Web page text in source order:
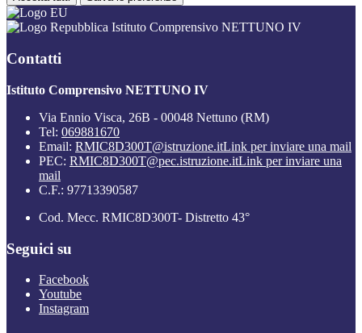
Istituto Comprensivo NETTUNO IV
Contatti
Istituto Comprensivo NETTUNO IV
Via Ennio Visca, 26B - 00048 Nettuno (RM)
Tel: 069881670
Email: RMIC8D300T@istruzione.itLink per inviare una mail
PEC: RMIC8D300T@pec.istruzione.itLink per inviare una
mail
C.F.: 97713390587
Cod. Mecc. RMIC8D300T- Distretto 43°
Seguici su
Facebook
Youtube
Instagram